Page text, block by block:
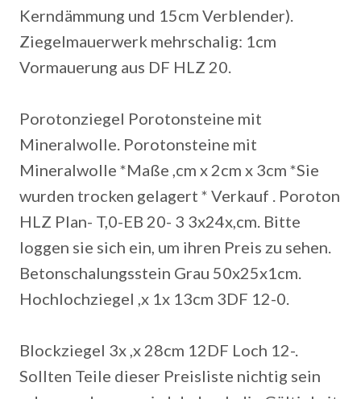
Kerndämmung und 15cm Verblender).
Ziegelmauerwerk mehrschalig: 1cm
Vormauerung aus DF HLZ 20.
Porotonziegel Porotonsteine mit
Mineralwolle. Porotonsteine mit
Mineralwolle *Maße ,cm x 2cm x 3cm *Sie
wurden trocken gelagert * Verkauf . Poroton
HLZ Plan- T,0-EB 20- 3 3x24x,cm. Bitte
loggen sie sich ein, um ihren Preis zu sehen.
Betonschalungsstein Grau 50x25x1cm.
Hochlochziegel ,x 1x 13cm 3DF 12-0.
Blockziegel 3x ,x 28cm 12DF Loch 12-.
Sollten Teile dieser Preisliste nichtig sein